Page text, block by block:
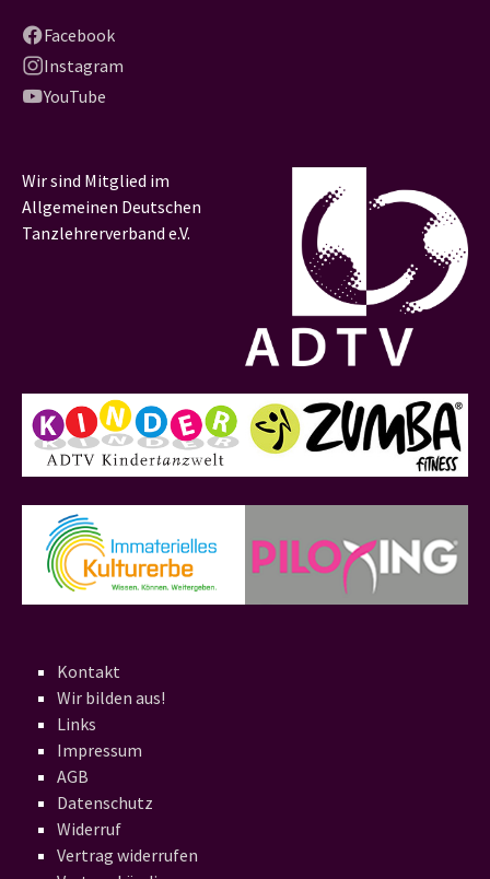
Facebook
Instagram
YouTube
Wir sind Mitglied im
Allgemeinen Deutschen
Tanzlehrerverband e.V.
Kontakt
Wir bilden aus!
Links
Impressum
AGB
Datenschutz
Widerruf
Vertrag widerrufen